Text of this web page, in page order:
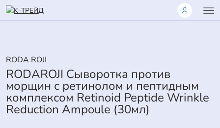
RODA ROJI
RODAROJI Сыворотка против
морщин с ретинолом и пептидным
комплексом Retinoid Peptide Wrinkle
Reduction Ampoule (30мл)